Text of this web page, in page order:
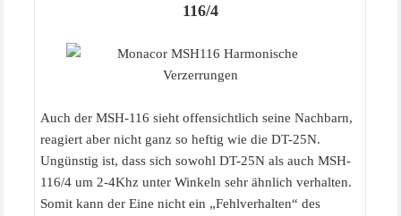
116/4
Auch der MSH-116 sieht offensichtlich seine Nachbarn,
reagiert aber nicht ganz so heftig wie die DT-25N.
Ungünstig ist, dass sich sowohl DT-25N als auch MSH-
116/4 um 2-4Khz unter Winkeln sehr ähnlich verhalten.
Somit kann der Eine nicht ein „Fehlverhalten“ des